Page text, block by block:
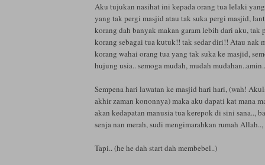
Aku tujukan nasihat ini kepada orang tua lelaki
yang tak pergi masjid atau tak suka pergi masjid,
korang dah banyak makan garam lebih dari aku, tak
korang sebagai tua kutuk!! tak sedar diri!! Atau nak
korang wahai orang tua yang tak suka ke masjid,
hujung usia.. semoga mudah, mudah mudahan..amin..
Sempena hari lawatan ke masjid hari hari, (wah!
akhir zaman kononnya) maka aku dapati kat mana
akan kedapatan manusia tua kerepok di sini sana..,
senja nan merah, sudi mengimarahkan rumah
Tapi.. (he he dah start dah membebel..)